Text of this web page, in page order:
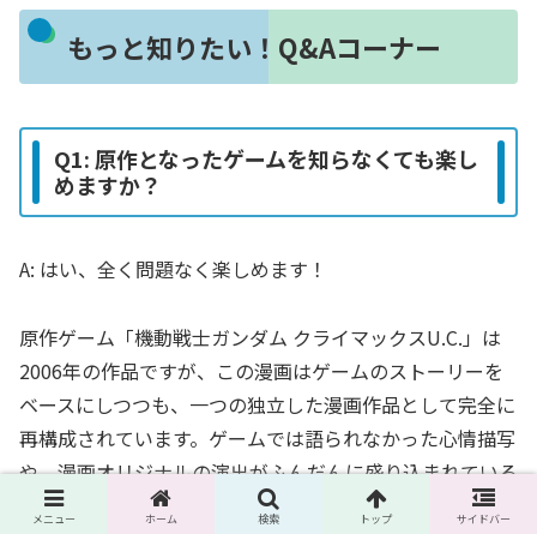
もっと知りたい！Q&Aコーナー
Q1: 原作となったゲームを知らなくても楽し
めますか？
A: はい、全く問題なく楽しめます！
原作ゲーム「機動戦士ガンダム クライマックスU.C.」は
2006年の作品ですが、この漫画はゲームのストーリーを
ベースにしつつも、一つの独立した漫画作品として完全に
再構成されています。ゲームでは語られなかった心情描写
や、漫画オリジナルの演出がふんだんに盛り込まれている
ため、予備知識ゼロで読み始めてもストーリーに置いてい
メニュー ホーム 検索 トップ サイドバー